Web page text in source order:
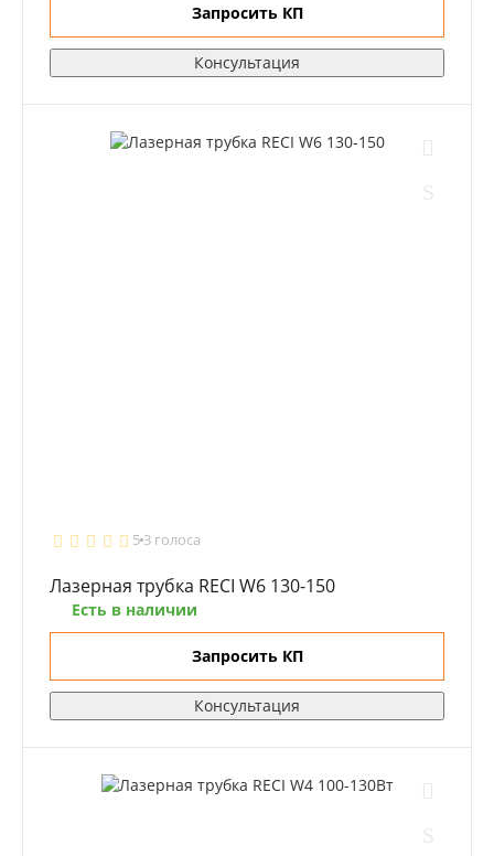
Запросить КП
Консультация
5 3 голоса
Лазерная трубка RECI W6 130-150
Есть в наличии
Запросить КП
Консультация